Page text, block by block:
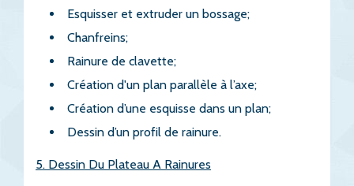
Esquisser et extruder un bossage;
Chanfreins;
Rainure de clavette;
Création d'un plan parallèle à l’axe;
Création d’une esquisse dans un plan;
Dessin d’un profil de rainure.
5. Dessin Du Plateau A Rainures